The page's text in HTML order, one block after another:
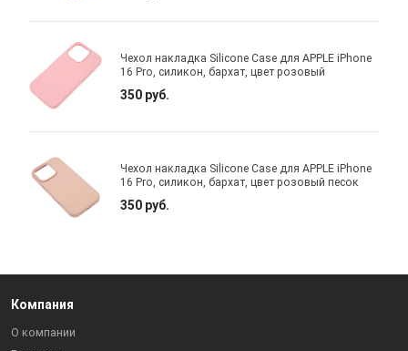
Чехол накладка Silicone Case для APPLE iPhone
16 Pro, силикон, бархат, цвет розовый
350 руб.
Чехол накладка Silicone Case для APPLE iPhone
16 Pro, силикон, бархат, цвет розовый песок
350 руб.
Компания
О компании